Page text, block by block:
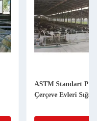
ASTM Standart
Çerçeve Evleri Sığır